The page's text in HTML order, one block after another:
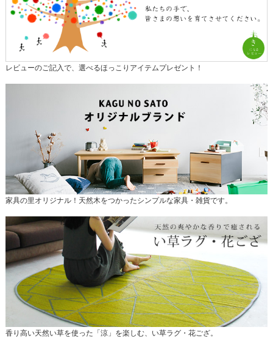
レビューのご記入で、選べるほっこりアイテムプレゼント！
家具の里オリジナル！天然木をつかったシンプルな家具・雑貨です。
香り高い天然い草を使った「涼」を楽しむ、い草ラグ・花ござ。